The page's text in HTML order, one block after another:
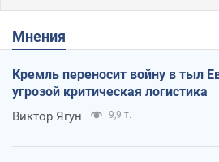
Мнения
Кремль переносит войну в тыл
угрозой критическая логистика
Виктор Ягун 9,9 т.